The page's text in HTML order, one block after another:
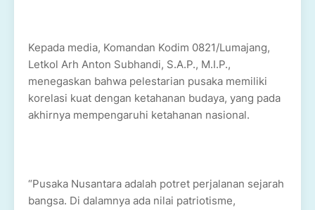
Kepada media, Komandan Kodim 0821/Lumajang,
Letkol Arh Anton Subhandi, S.A.P., M.I.P.,
menegaskan bahwa pelestarian pusaka memiliki
korelasi kuat dengan ketahanan budaya, yang pada
akhirnya mempengaruhi ketahanan nasional.
“Pusaka Nusantara adalah potret perjalanan sejarah
bangsa. Di dalamnya ada nilai patriotisme,